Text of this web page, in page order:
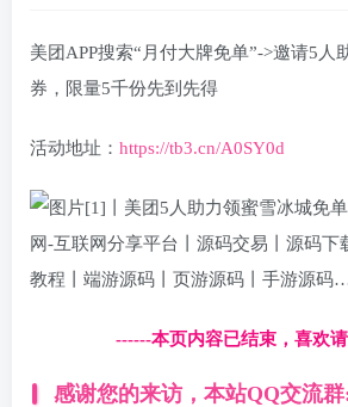
美团APP搜索“月付大牌免单”->邀请5人
券，限量5千份先到先得
活动地址： https://tb3.cn/A0SY0d
------本页内容已结束，喜欢
感谢您的来访，本站QQ交流群